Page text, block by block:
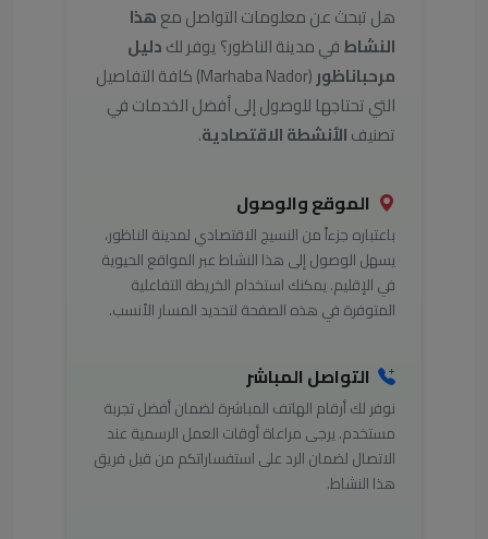
هل تبحث عن معلومات التواصل معهذا
النشاطفي مدينة الناظور؟ يوفر لكدليل
مرحباناظور
(Marhaba Nador) كافة التفاصيل
التي تحتاجها للوصول إلى أفضل الخدمات في
تصنيفالأنشطة الاقتصادية.
الموقع والوصول
باعتباره جزءاً من النسيج الاقتصادي لمدينة الناظور،
يسهل الوصول إلى هذا النشاط عبر المواقع الحيوية
في الإقليم. يمكنك استخدام الخريطة التفاعلية
المتوفرة في هذه الصفحة لتحديد المسار الأنسب.
التواصل المباشر
نوفر لك أرقام الهاتف المباشرة لضمان أفضل تجربة
مستخدم. يرجى مراعاة أوقات العمل الرسمية عند
الاتصال لضمان الرد على استفساراتكم من قبل فريق
هذا النشاط.